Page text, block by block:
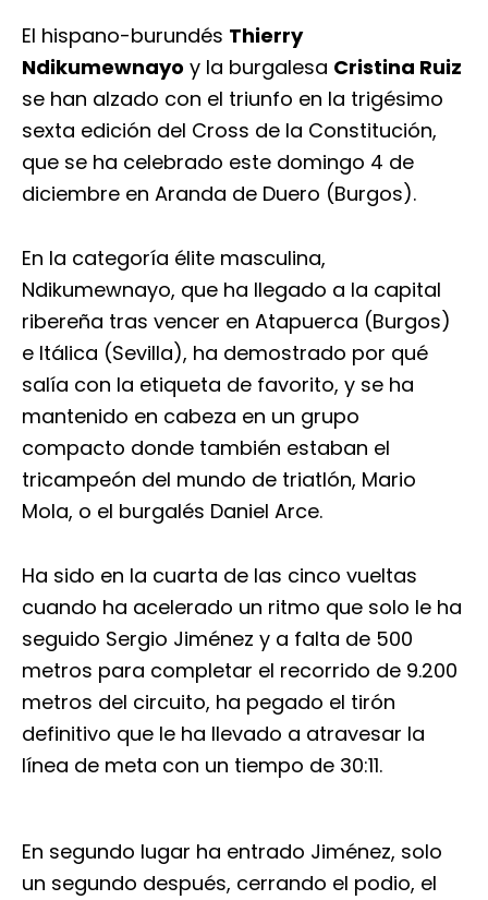
El hispano-burundés Thierry
Ndikumewnayo y la burgalesa Cristina Ruiz
se han alzado con el triunfo en la trigésimo
sexta edición del Cross de la Constitución,
que se ha celebrado este domingo 4 de
diciembre en Aranda de Duero (Burgos).
En la categoría élite masculina,
Ndikumewnayo, que ha llegado a la capital
ribereña tras vencer en Atapuerca (Burgos)
e Itálica (Sevilla), ha demostrado por qué
salía con la etiqueta de favorito, y se ha
mantenido en cabeza en un grupo
compacto donde también estaban el
tricampeón del mundo de triatlón, Mario
Mola, o el burgalés Daniel Arce.
Ha sido en la cuarta de las cinco vueltas
cuando ha acelerado un ritmo que solo le ha
seguido Sergio Jiménez y a falta de 500
metros para completar el recorrido de 9.200
metros del circuito, ha pegado el tirón
definitivo que le ha llevado a atravesar la
línea de meta con un tiempo de 30:11.
En segundo lugar ha entrado Jiménez, solo
un segundo después, cerrando el podio, el